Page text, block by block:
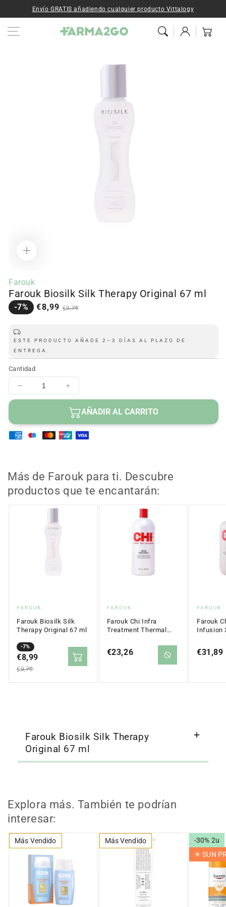
Ir al contenidoEnvío GRATIS añadiendo cualquier producto Vittalogy
Iniciar
sesión
Carrito
contenido
multimedia
1
en
modal
Farouk
Farouk Biosilk Silk Therapy Original 67 ml
-7% Precio
€8,99 Precio
€9,76
ESTE PRODUCTO AÑADE 2–3 DÍAS AL PLAZO DE
ENTREGA.
Cantidad
Disminuir
cantidad
Farouk
Biosilk
Silk
67
Aumentar
cantidad
para
Farouk
Biosilk
Silk
67
AÑADIR AL CARRITO
Más de Farouk para ti. Descubre
productos que te encantarán:
Proveedor:
FAROUK
Farouk Biosilk Silk
Therapy Original 67 ml
-7%
Precio
en
€8,99
Precio
regular
€9,76
Proveedor:
FAROUK
Farouk Chi Infra
Treatment Thermal
Precio
€23,26
FAROUK
Farouk
Infusion
Precio
€31,89
Farouk Biosilk Silk Therapy
Original 67 ml
Explora más. También te podrían
interesar:
Más Vendido Más Vendido
-30% 2u
☀︎ SUN